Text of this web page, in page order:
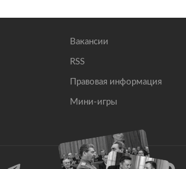
Вакансии
RSS
Правовая информация
Мини-игры